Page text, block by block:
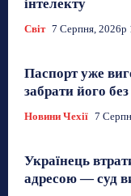
інтелекту
Світ 7 Серпня, 2026р
Паспорт уже
забрати його
Новини Чехії 7
Українець
адресою — суд